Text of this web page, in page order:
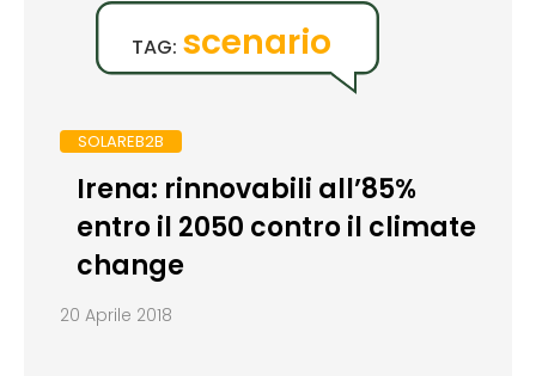
TAG: scenario
SOLAREB2B
Irena: rinnovabili all’85%
entro il 2050 contro il climate
change
20 Aprile 2018